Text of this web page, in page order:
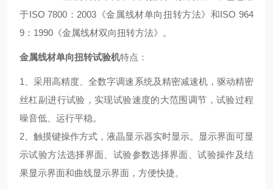
于ISO 7800：2003《金属线材单向扭转方法》和ISO 964
9：1990《金属线材双向扭转方法》。
金属线材单向扭转试验机特点：
1、采用高精度、全数字调速系统及精密减速机，驱动精密
丝杠副进行试验，实现试验速度的大范围调节，试验过程
噪音低、运行平稳。
2、触摸键操作方式，液晶显示器实时显示。显示界面可显
示试验方法选择界面、试验参数选择界面、试验操作及结
果显示界面和曲线显示界面，方便快捷。